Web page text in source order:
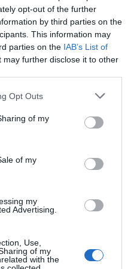
opt-out of the further
by third parties on the
This information may
parties on the IAB’s List of
may further disclose it to other
Opt Outs
of my
of my
my
Advertising.
Use,
of my
with the
esquemático, esta
deja de resultar bastante
y el desconocimiento
importante presión
una especie de shock
experimentar una
al miedo. Su duración suele
detectar precozmente la
En el caso de
depresivos, es aconsejable